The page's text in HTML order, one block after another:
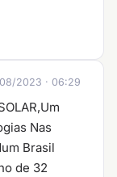
2023 · 06:29
Nas
Brasil
de 32